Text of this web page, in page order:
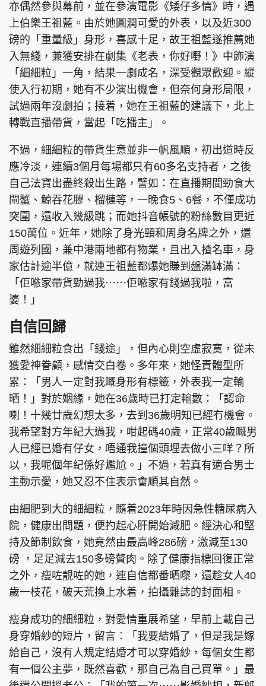
聯絡我們
隱私政策聲明
版權及免責聲明
Copyright © 東周網 版權所有 . 不得轉載
©Eastweek.com.hk. All rights reserved.
亦偶然參與幕前，並在參演電影《矮仔多情》時，遇
上伯樂王祖藍。由於她圓潤可愛的外表，以及近300
磅的「重量級」身形，喜感十足，故王祖藍遂推薦她
入無綫，兼獲安排在劇集《老表，你好嘢！》中飾演
「細細粒」一角，結果一劇成名，深受觀眾歡迎。縱
使入行初期，她有不少演出機會，但奈何身形局限，
試過兩年沒劇拍；接着，她在王祖藍的建議下，北上
轉戰直播帶貨，當起「吃播主」。
不過，細細粒的帶貨生意並非一帆風順，初出道時反
應冷淡，連續3個月每場都只有60多名支持者，之後
自己法寶出盡終殺出生路，譬如：在直播期間勁食大
閘蟹、鯨吞花膠、榴槤等，一晚食5、6餐，不僅成功
突圍，還收入幾級跳；而她抖音帳號的粉絲數目更近
150萬位。近年，她除了身光頸和周身名牌之外，還
周遊列國，兼中港兩地都有物業，且出入揸名車，身
家估計逾半億，就連王祖藍都爆她賺到盤滿缽滿：
「佢𠵱家帶貨勁過我⋯⋯佢𠵱家有錢過我啦，富
婆！」
自信回歸
雖然細細粒食出「錢途」，但內心則空虛寂寞，從未
獲愛神眷顧，感情交白卷。多年來，她怪責體型所
累：「男人一定對我嘅身形有標籤，外表我一定輸
晒！」對於姻緣，她在36歲時已打定輸數：「認命
喇！十幾廿歲幻想太多，去到36歲明知已經冇機會。
我希望對方年紀大過我，咁起碼40歲，正常40歲嘅男
人已經已婚有仔女，唔通我撞個頭埋去做小三咩？所
以，我呢個年紀係好尷尬。」不過，若真有適合男士
主動示愛，她又忍不住表示會順其自然。
由細肥到大的細細粒，隨着2023年時因急性糖尿病入
院，健康出問題，便扚起心肝開始減肥。經決心和堅
持及節制飲食，她竟然由最高峰286磅，激減至130
磅 ，足足減去150多磅贅肉。除了健康指標回復正常
之外，瘦咗靚咗的她，連自信都番晒嚟，還趁女人40
歲一枝花，破天荒換上水着，拍攝雜誌的封面相。
瘦身成功的細細粒，對愛情重展希望，早前上載自己
身穿婚紗的短片，留言︰「我要結婚了，但是我是嫁
給自己，沒有人規定結婚才可以穿婚紗，每個女生都
有一個公主夢，既然喜歡，那自己為自己買單。」最